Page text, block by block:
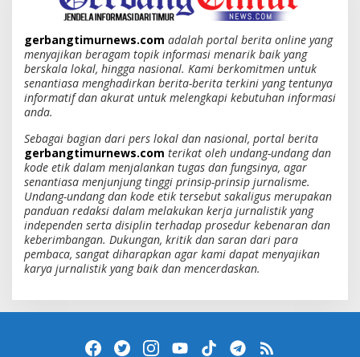
gerbangtimurnews.com adalah portal berita online yang
menyajikan beragam topik informasi menarik baik yang
berskala lokal, hingga nasional. Kami berkomitmen untuk
senantiasa menghadirkan berita-berita terkini yang tentunya
informatif dan akurat untuk melengkapi kebutuhan informasi
anda.
Sebagai bagian dari pers lokal dan nasional, portal berita
gerbangtimurnews.com terikat oleh undang-undang dan
kode etik dalam menjalankan tugas dan fungsinya, agar
senantiasa menjunjung tinggi prinsip-prinsip jurnalisme.
Undang-undang dan kode etik tersebut sakaligus merupakan
panduan redaksi dalam melakukan kerja jurnalistik yang
independen serta disiplin terhadap prosedur kebenaran dan
keberimbangan. Dukungan, kritik dan saran dari para
pembaca, sangat diharapkan agar kami dapat menyajikan
karya jurnalistik yang baik dan mencerdaskan.